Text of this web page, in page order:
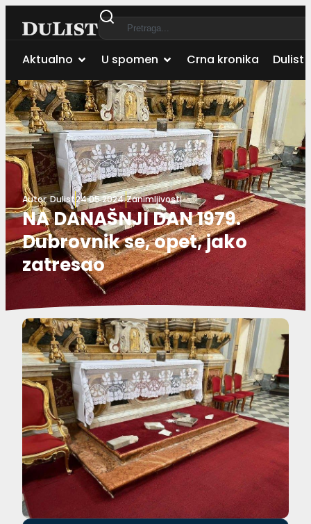
Aktualno U spomen Crna kronika Dulist
Autor:Dulist24.05.2024.Zanimljivosti
NA DANAŠNJI DAN 1979.
Dubrovnik se, opet, jako
zatresao